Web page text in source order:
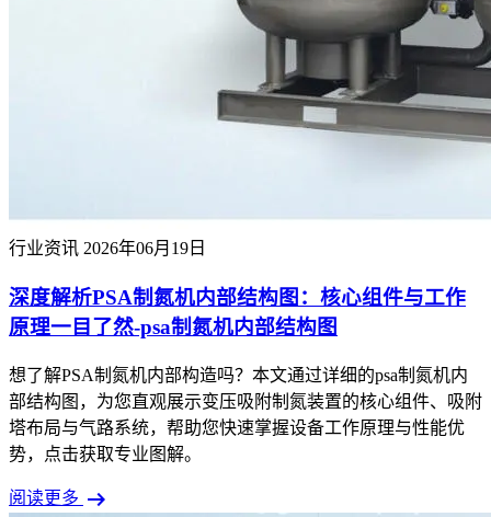
行业资讯 2026年06月19日
深度解析PSA制氮机内部结构图：核心组件与工作
原理一目了然-psa制氮机内部结构图
想了解PSA制氮机内部构造吗？本文通过详细的psa制氮机内
部结构图，为您直观展示变压吸附制氮装置的核心组件、吸附
塔布局与气路系统，帮助您快速掌握设备工作原理与性能优
势，点击获取专业图解。
阅读更多 arrow_right_alt